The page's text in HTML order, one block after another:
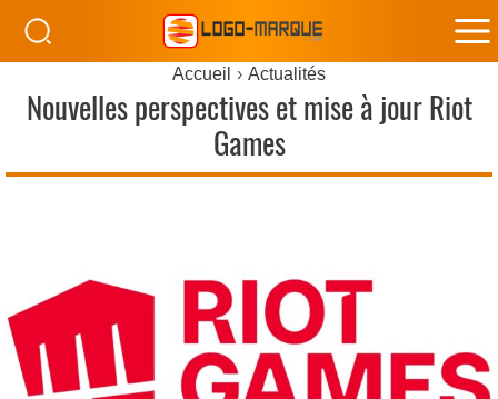
Accueil Actualités
Nouvelles perspectives et mise à jour Riot
Games